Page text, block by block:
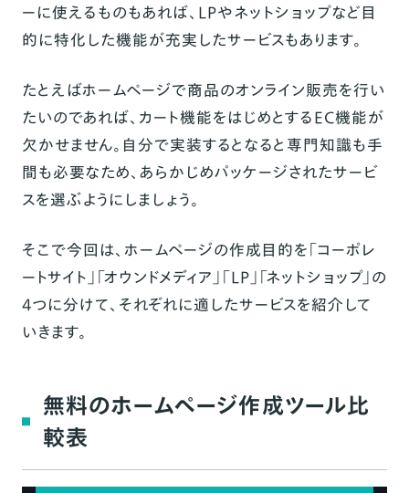
ーに使えるものもあれば、LPやネットショップなど目
的に特化した機能が充実したサービスもあります。
たとえばホームページで商品のオンライン販売を行い
たいのであれば、カート機能をはじめとするEC機能が
欠かせません。自分で実装するとなると専門知識も手
間も必要なため、あらかじめパッケージされたサービ
スを選ぶようにしましょう。
そこで今回は、ホームページの作成目的を「コーポレ
ートサイト」「オウンドメディア」「LP」「ネットショップ」の
4つに分けて、それぞれに適したサービスを紹介して
いきます。
無料のホームページ作成ツール比
較表